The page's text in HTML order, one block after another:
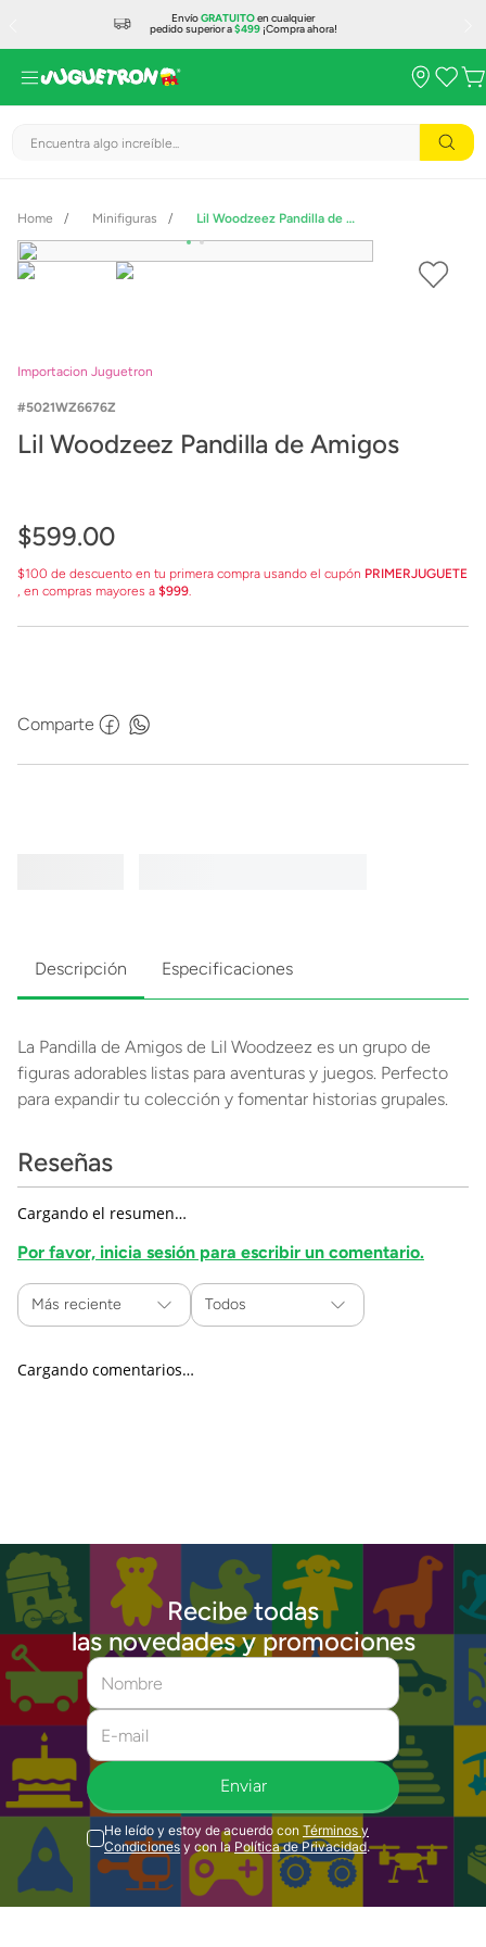
EnvíoGRATUITOen cualquier
pedido superior a$499¡Compra ahora!
Encuentra algo increíble...
Minifiguras Lil Woodzeez Pandilla de Amigos
Importacion Juguetron
5021WZ6676Z
Lil Woodzeez Pandilla de Amigos
$599.00
$100 de descuento en tu primera compra usando el cupón PRIMERJUGUETE
, en compras mayores a $999.
Comparte
Descripción Especificaciones
La Pandilla de Amigos de Lil Woodzeez es un grupo de
figuras adorables listas para aventuras y juegos. Perfecto
para expandir tu colección y fomentar historias grupales.
Reseñas
Cargando el resumen…
Por favor, inicia sesión para escribir un comentario.
Más reciente Todos
Cargando comentarios…
Recibe todas
las novedades y promociones
Enviar
He leído y estoy de acuerdo con Términos y
Condiciones y con la Política de Privacidad.